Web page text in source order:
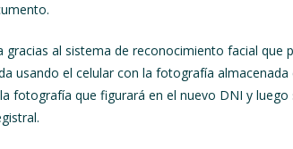
gracias al sistema de reconocimiento facial
usando el celular con la fotografía almacenada
fotografía que figurará en el nuevo DNI y